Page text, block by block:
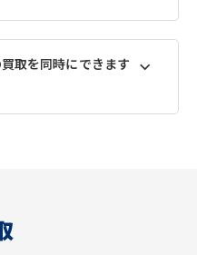
取を同時にできます